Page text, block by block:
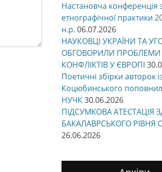
Настановча конференція
етнографічної практики
н.р. 06.07.2026
НАУКОВЦІ УКРАЇНИ ТА
ОБГОВОРИЛИ
КОНФЛІКТІВ У ЄВРОПІ
Поетичні збірки авторок
Коцюбинського
НУЧК30.06.2026
ПІДСУМКОВА АТЕСТАЦІЯ
БАКАЛАВРСЬКОГО РІВНЯ
26.06.2026